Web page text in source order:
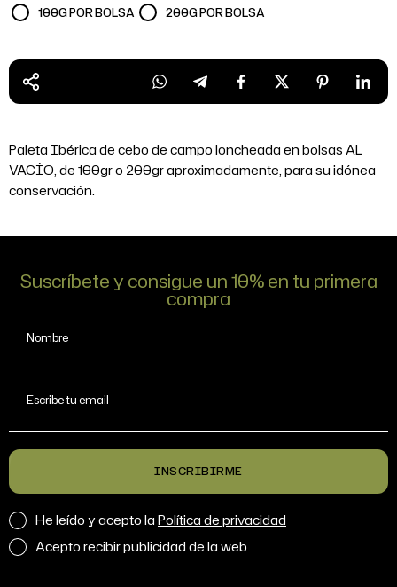
100G POR BOLSA 200G POR BOLSA
Paleta Ibérica de cebo de campo loncheada en bolsas AL
VACÍO, de 100gr o 200gr aproximadamente, para su idónea
conservación.
Suscríbete y consigue un 10% en tu primera
compra
Nombre
Escribe tu email
INSCRIBIRME
He leído y acepto laPolítica de privacidad
Acepto recibir publicidad de la web